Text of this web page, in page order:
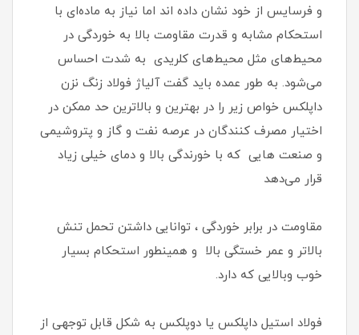
و فرسایس از خود نشان داده اند اما نیاز به ماده‌ای با
استحکام مشابه و قدرت مقاومت بالا به خوردگی در
محیط‌های مثل محیط‌های کلریدی به شدت احساس
می‌شود. به طور عمده باید گفت آلیاژ فولاد زنگ نزن
داپلکس خواص زیر را در بهترین و بالاترین حد ممکن در
اختیار مصرف کنندگان در عرصه نفت و گاز و پتروشیمی
و صنعت هایی که با خورندگی بالا و دمای خیلی زیاد
قرار می‌دهد
مقاومت در برابر خوردگی ، توانایی داشتن تحمل تنش
بالاتر و عمر خستگی بالا و همینطور استحکام بسیار
خوب وبالایی که دارد.
فولاد استیل داپلکس یا دوپلکس به شکل قابل توجهی از